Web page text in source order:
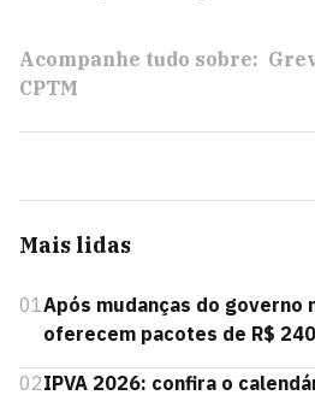
Acompanhe tudo sobre:
CPTM
Mais lidas
01Após mudanças do governo
oferecem pacotes de R$ 240
02IPVA 2026: confira o